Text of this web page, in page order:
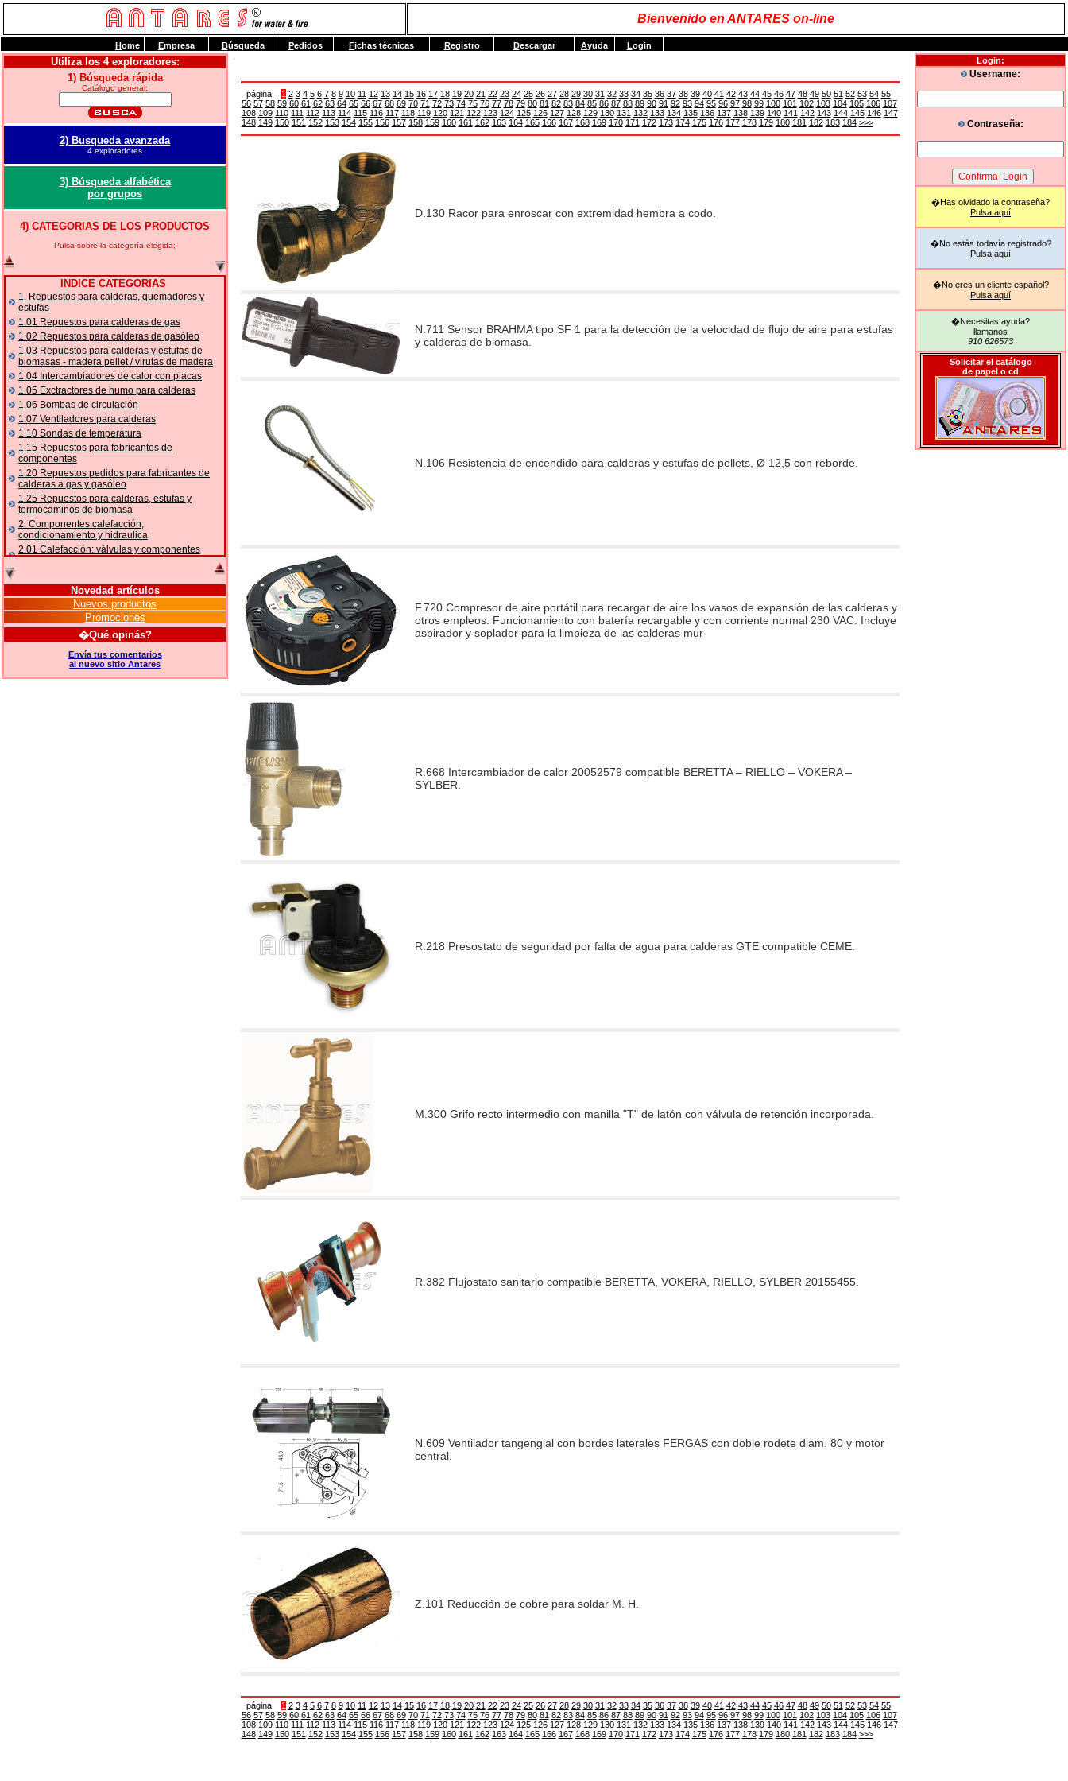
Bienvenido en ANTARES on-line
Utiliza los 4 exploradores:
1) Búsqueda rápida
Catálogo general;
2) Busqueda avanzada
4 exploradores
3) Búsqueda alfabética
por grupos
4) CATEGORIAS DE LOS PRODUCTOS
Pulsa sobre la categoría elegida;
INDICE CATEGORIAS
1. Repuestos para calderas, quemadores y
estufas
1.01 Repuestos para calderas de gas
1.02 Repuestos para calderas de gasóleo
1.03 Repuestos para calderas y estufas de
biomasas - madera pellet / virutas de madera
1.04 Intercambiadores de calor con placas
1.05 Exctractores de humo para calderas
1.06 Bombas de circulación
1.07 Ventiladores para calderas
1.10 Sondas de temperatura
1.15 Repuestos para fabricantes de
componentes
1.20 Repuestos pedidos para fabricantes de
calderas a gas y gasóleo
1.25 Repuestos para calderas, estufas y
termocaminos de biomasa
2. Componentes calefacción,
condicionamiento y hidraulica
2.01 Calefacción: válvulas y componentes
accesorios
2.10 Termorregulación instalaciones
2.15 Acondicionamiento: válvulas y
componentes relacionados y complementarios
2.16 Gas: componentes para tubería,
relacionados y complementarios
2.17 Gasóleo: componentes para tubería,
relacionados y complementarios
Novedad artículos
Nuevos productos
Promociones
�Qué opinás?
Envía tus comentarios
al nuevo sitio Antares
página 1 2 3 4 5 6 7 8 9 10 11 12 13 14 15 16 17 18 19 20 21 22 23 24 25 26 27 28 29 30 31 32 33 34 35 36 37 38 39 40 41 42 43 44 45 46 47 48 49 50 51 52 53 54 55
56 57 58 59 60 61 62 63 64 65 66 67 68 69 70 71 72 73 74 75 76 77 78 79 80 81 82 83 84 85 86 87 88 89 90 91 92 93 94 95 96 97 98 99 100 101 102 103 104 105 106 107
108 109 110 111 112 113 114 115 116 117 118 119 120 121 122 123 124 125 126 127 128 129 130 131 132 133 134 135 136 137 138 139 140 141 142 143 144 145 146 147
148 149 150 151 152 153 154 155 156 157 158 159 160 161 162 163 164 165 166 167 168 169 170 171 172 173 174 175 176 177 178 179 180 181 182 183 184 >>>
D.130 Racor para enroscar con extremidad hembra a codo.
N.711 Sensor BRAHMA tipo SF 1 para la detección de la velocidad de flujo de aire para estufas
y calderas de biomasa.
N.106 Resistencia de encendido para calderas y estufas de pellets, Ø 12,5 con reborde.
F.720 Compresor de aire portátil para recargar de aire los vasos de expansión de las calderas y
otros empleos. Funcionamiento con batería recargable y con corriente normal 230 VAC. Incluye
aspirador y soplador para la limpieza de las calderas mur
R.668 Intercambiador de calor 20052579 compatible BERETTA – RIELLO – VOKERA –
SYLBER.
R.218 Presostato de seguridad por falta de agua para calderas GTE compatible CEME.
M.300 Grifo recto intermedio con manilla "T" de latón con válvula de retención incorporada.
R.382 Flujostato sanitario compatible BERETTA, VOKERA, RIELLO, SYLBER 20155455.
N.609 Ventilador tangengial con bordes laterales FERGAS con doble rodete diam. 80 y motor
central.
Z.101 Reducción de cobre para soldar M. H.
página 1 2 3 4 5 6 7 8 9 10 11 12 13 14 15 16 17 18 19 20 21 22 23 24 25 26 27 28 29 30 31 32 33 34 35 36 37 38 39 40 41 42 43 44 45 46 47 48 49 50 51 52 53 54 55
56 57 58 59 60 61 62 63 64 65 66 67 68 69 70 71 72 73 74 75 76 77 78 79 80 81 82 83 84 85 86 87 88 89 90 91 92 93 94 95 96 97 98 99 100 101 102 103 104 105 106 107
108 109 110 111 112 113 114 115 116 117 118 119 120 121 122 123 124 125 126 127 128 129 130 131 132 133 134 135 136 137 138 139 140 141 142 143 144 145 146 147
148 149 150 151 152 153 154 155 156 157 158 159 160 161 162 163 164 165 166 167 168 169 170 171 172 173 174 175 176 177 178 179 180 181 182 183 184 >>>
Login:
Username:
Contraseña:
�Has olvidado la contraseña?
Pulsa aquí
�No estás todavía registrado?
Pulsa aquí
�No eres un cliente español?
Pulsa aquí
�Necesitas ayuda?
llamanos
910 626573
Solicitar el catálogo
de papel o cd
Home Empresa Búsqueda Pedidos Fichas técnicas Registro Descargar Ayuda Login